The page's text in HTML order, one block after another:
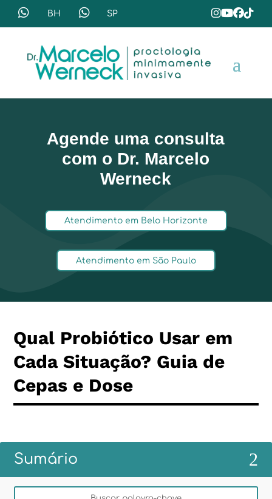
Agende uma consulta
com o Dr. Marcelo
Werneck
Atendimento em Belo Horizonte
Atendimento em São Paulo
Qual Probiótico Usar em
Cada Situação? Guia de
Cepas e Dose
Sumário 2